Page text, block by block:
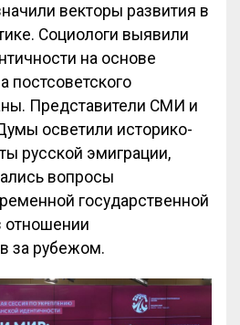
векторы развития в
Социологи выявили
на основе
постсоветского
Представители СМИ и
осветили историко-
русской эмиграции,
вопросы
государственной
отношении
за рубежом.